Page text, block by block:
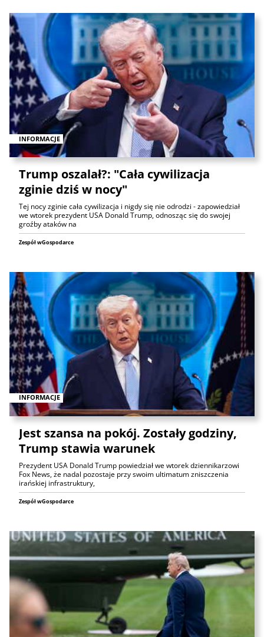
INFORMACJE
Trump oszalał?: "Cała cywilizacja
zginie dziś w nocy"
Tej nocy zginie cała cywilizacja i nigdy się nie odrodzi - zapowiedział
we wtorek prezydent USA Donald Trump, odnosząc się do swojej
groźby ataków na
Zespół wGospodarce
INFORMACJE
Jest szansa na pokój. Zostały godziny,
Trump stawia warunek
Prezydent USA Donald Trump powiedział we wtorek dziennikarzowi
Fox News, że nadal pozostaje przy swoim ultimatum zniszczenia
irańskiej infrastruktury,
Zespół wGospodarce